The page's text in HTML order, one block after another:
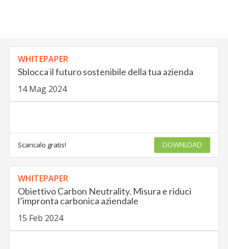
WHITEPAPER
Sblocca il futuro sostenibile della tua azienda
14 Mag 2024